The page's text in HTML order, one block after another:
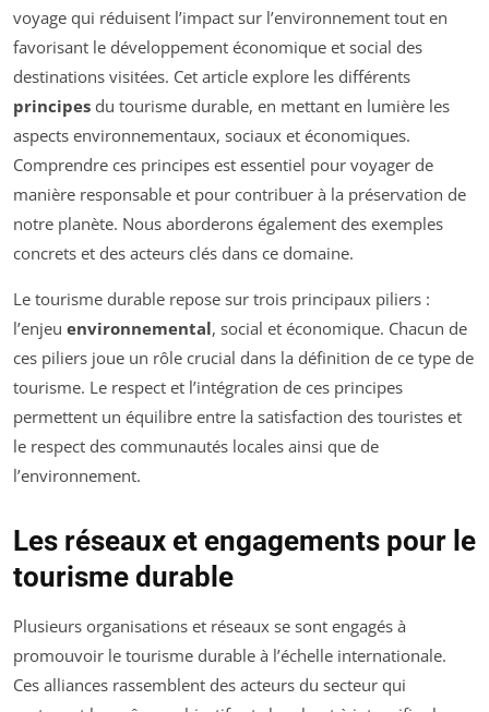
voyage qui réduisent l’impact sur l’environnement tout en
favorisant le développement économique et social des
destinations visitées. Cet article explore les différents
principes du tourisme durable, en mettant en lumière les
aspects environnementaux, sociaux et économiques.
Comprendre ces principes est essentiel pour voyager de
manière responsable et pour contribuer à la préservation de
notre planète. Nous aborderons également des exemples
concrets et des acteurs clés dans ce domaine.
Le tourisme durable repose sur trois principaux piliers :
l’enjeu environnemental, social et économique. Chacun de
ces piliers joue un rôle crucial dans la définition de ce type de
tourisme. Le respect et l’intégration de ces principes
permettent un équilibre entre la satisfaction des touristes et
le respect des communautés locales ainsi que de
l’environnement.
Les réseaux et engagements pour le
tourisme durable
Plusieurs organisations et réseaux se sont engagés à
promouvoir le tourisme durable à l’échelle internationale.
Ces alliances rassemblent des acteurs du secteur qui